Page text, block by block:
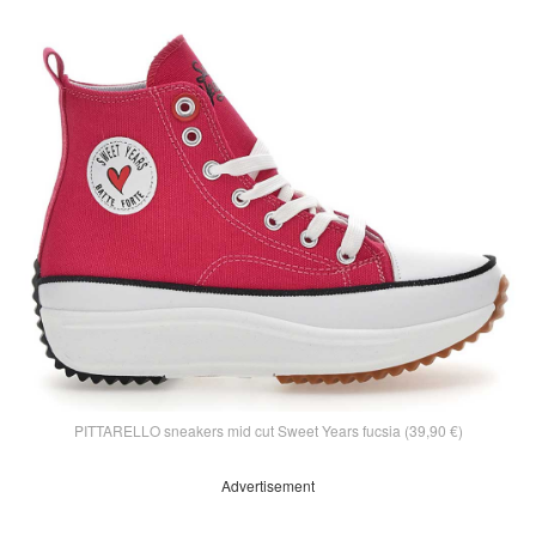
PITTARELLO sneakers mid cut Sweet Years fucsia (39,90 €)
Advertisement